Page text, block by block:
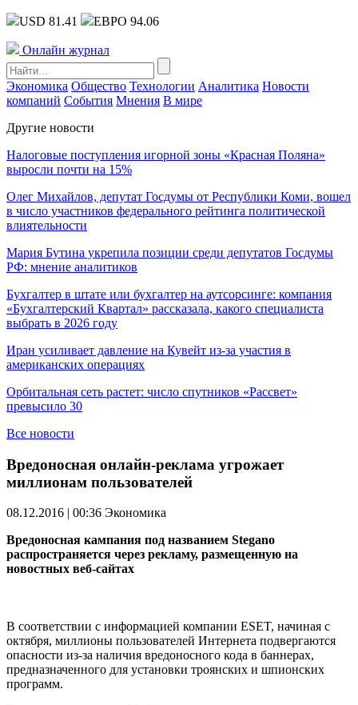
USD 81.41 ЕВРО 94.06
Онлайн журнал
Экономика Общество Технологии Аналитика Новости
компаний События Мнения В мире
Другие новости
Налоговые поступления игорной зоны «Красная Поляна»
выросли почти на 15%
Олег Михайлов, депутат Госдумы от Республики Коми, вошел
в число участников федерального рейтинга политической
влиятельности
Мария Бутина укрепила позиции среди депутатов Госдумы
РФ: мнение аналитиков
Бухгалтер в штате или бухгалтер на аутсорсинге: компания
«Бухгалтерский Квартал» рассказала, какого специалиста
выбрать в 2026 году
Иран усиливает давление на Кувейт из-за участия в
американских операциях
Орбитальная сеть растет: число спутников «Рассвет»
превысило 30
Все новости
Вредоносная онлайн-реклама угрожает
миллионам пользователей
08.12.2016 | 00:36 Экономика
Вредоносная кампания под названием Stegano
распространяется через рекламу, размещенную на
новостных веб-сайтах
В соответствии с информацией компании ESET, начиная с
октября, миллионы пользователей Интернета подвергаются
опасности из-за наличия вредоносного кода в баннерах,
предназначенного для установки троянских и шпионских
программ.